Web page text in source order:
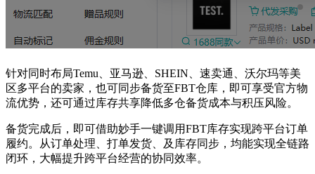
针对同时布局Temu、亚马逊、SHEIN、速卖通、沃尔玛等美
区多平台的卖家，也可同步备货至FBT仓库，即可享受官方物
流优势，还可通过库存共享降低多仓备货成本与积压风险。
备货完成后，即可借助妙手一键调用FBT库存实现跨平台订单
履约。从订单处理、打单发货、及库存同步，均能实现全链路
闭环，大幅提升跨平台经营的协同效率。